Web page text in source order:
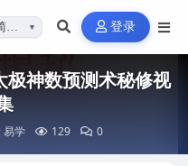
体…▼ 登录
极神数预测术秘修视
易学 129 0